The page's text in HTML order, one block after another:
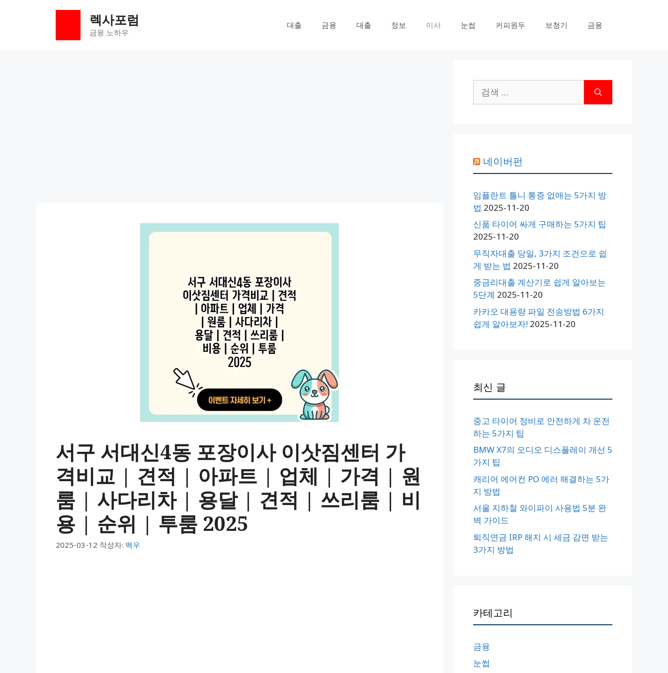
렉사포럼
금융 노하우
대출 금융 대출 정보 이사 눈썹 커피원두 보청기 금융
서구 서대신4동 포장이사 이삿짐센터 가
격비교 | 견적 | 아파트 | 업체 | 가격 | 원
룸 | 사다리차 | 용달 | 견적 | 쓰리룸 | 비
용 | 순위 | 투룸 2025
2025-03-12 작성자: 백우
색:
네이버펀
임플란트 틀니 통증 없애는 5가지 방
법 2025-11-20
신품 타이어 싸게 구매하는 5가지 팁
2025-11-20
무직자대출 당일, 3가지 조건으로 쉽
게 받는 법 2025-11-20
중금리대출 계산기로 쉽게 알아보는
5단계 2025-11-20
카카오 대용량 파일 전송방법 6가지
쉽게 알아보자! 2025-11-20
최신 글
중고 타이어 정비로 안전하게 차 운전
하는 5가지 팁
BMW X7의 오디오 디스플레이 개선 5
가지 팁
캐리어 에어컨 PO 에러 해결하는 5가
지 방법
서울 지하철 와이파이 사용법 5분 완
벽 가이드
퇴직연금 IRP 해지 시 세금 감면 받는
3가지 방법
카테고리
금융
눈썹